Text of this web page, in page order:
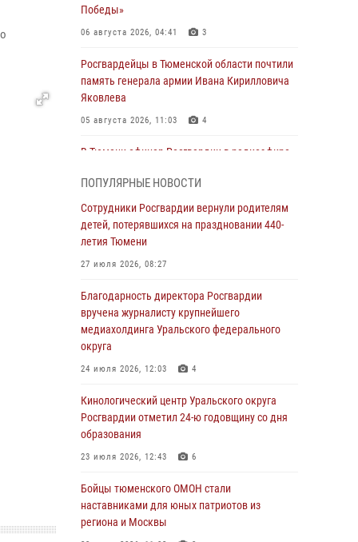
Победы»
06 августа 2026, 04:41 3
Росгвардейцы в Тюменской области почтили
память генерала армии Ивана Кирилловича
Яковлева
05 августа 2026, 11:03 4
В Тюмени офицер Росгвардии в радиоэфире
владения оружием
05 августа 2026, 09:56 2
Военнослужащие Росгвардии сбили дрон-
Стальной характер продемонстрировали
росгвардейцы в ходе масштабных
спортивных событий на Урале
05 августа 2026, 05:22
В Тюмени сотрудник Росгвардии во
внеслужебное время задержал виновника
ДТП
05 августа 2026, 05:15
Со 101-м Днём рождения поздравили
сотрудники Росгвардии труженицу тыла из
Тюмени
ПОПУЛЯРНЫЕ НОВОСТИ
Сотрудники Росгвардии вернули родителям
детей, потерявшихся на праздновании 440-
летия Тюмени
27 июля 2026, 08:27
Благодарность директора Росгвардии
вручена журналисту крупнейшего
медиахолдинга Уральского федерального
округа
24 июля 2026, 12:03 4
Кинологический центр Уральского округа
Росгвардии отметил 24-ю годовщину со дня
образования
23 июля 2026, 12:43 6
Бойцы тюменского ОМОН стали
наставниками для юных патриотов из
региона и Москвы